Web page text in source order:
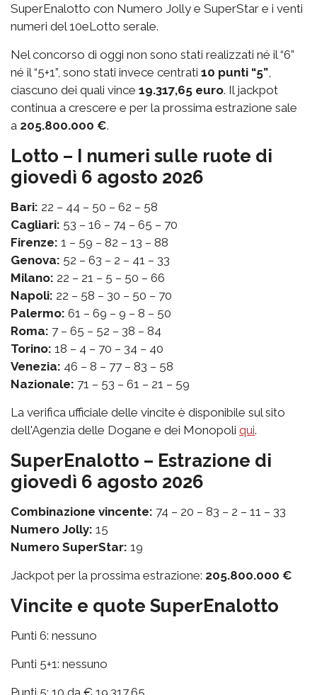
SuperEnalotto con Numero Jolly e SuperStar e i venti
numeri del 10eLotto serale.
Nel concorso di oggi non sono stati realizzati né il “6”
né il “5+1”, sono stati invece centrati 10 punti “5”
ciascuno dei quali vince 19.317,65 euro. Il jackpot
continua a crescere e per la prossima estrazione sale
a 205.800.000 €.
Lotto – I numeri sulle ruote di
giovedì 6 agosto 2026
Bari: 22 – 44 – 50 – 62 – 58
Cagliari: 53 – 16 – 74 – 65 – 70
Firenze: 1 – 59 – 82 – 13 – 88
Genova: 52 – 63 – 2 – 41 – 33
Milano: 22 – 21 – 5 – 50 – 66
Napoli: 22 – 58 – 30 – 50 – 70
Palermo: 61 – 69 – 9 – 8 – 50
Roma: 7 – 65 – 52 – 38 – 84
Torino: 18 – 4 – 70 – 34 – 40
Venezia: 46 – 8 – 77 – 83 – 58
Nazionale: 71 – 53 – 61 – 21 – 59
La verifica ufficiale delle vincite è disponibile sul sito
dell'Agenzia delle Dogane e dei Monopoli qui.
SuperEnalotto – Estrazione di
giovedì 6 agosto 2026
Combinazione vincente: 74 – 20 – 83 – 2 – 11 – 33
Numero Jolly: 15
Numero SuperStar: 19
Jackpot per la prossima estrazione: 205.800.000 €
Vincite e quote SuperEnalotto
Punti 6: nessuno
Punti 5+1: nessuno
Punti 5: 10 da € 19.317,65